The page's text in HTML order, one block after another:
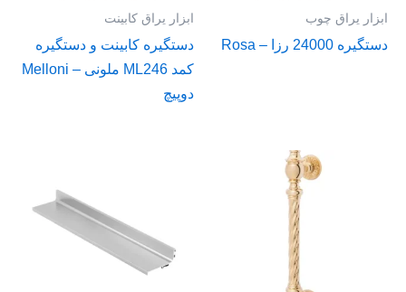
ابزار یراق چوب
دستگیره 24000 رزا – Rosa
ابزار یراق کابینت
دستگیره کابینت و دستگیره
کمد ML246 ملونی – Melloni
دوپیچ